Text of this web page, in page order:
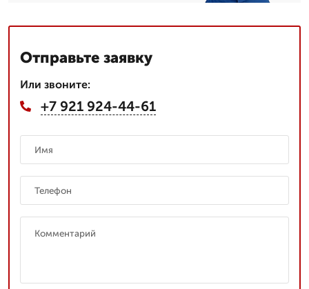
Отправьте заявку
Или звоните:
+7 921 924-44-61